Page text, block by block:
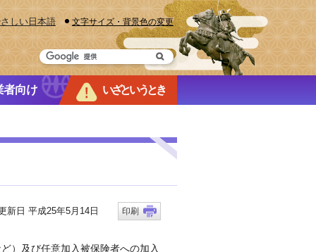
しい日本語 文字サイズ・背景色の変更
者向け いざというとき
日 平成25年5月14日 印刷
）及び任意加入被保険者への加入